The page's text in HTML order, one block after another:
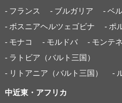
- フランス
- ブルガリア - ベ
- ボスニアヘルツェゴビナ
- ポ
- モナコ
- モルドバ
- モンテ
- ラトビア（バルト三国）
- リトアニア（バルト三国）
-
中近東・アフリカ